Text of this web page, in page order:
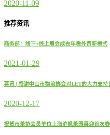
2020-11-09
推荐资讯
商务部：线下+线上展会成去年稳外贸新模式
2021-01-29
喜讯 | 感谢中山市物流协会对LET的大力支持！
2020-12-17
祝贺市茶协会员单位上海沪枫茶园喜迎首次